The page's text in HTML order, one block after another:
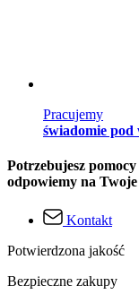
Pracujemy
świadomie pod
Potrzebujesz
odpowiemy na
Kontakt
Potwierdzona jakość
Bezpieczne zakupy